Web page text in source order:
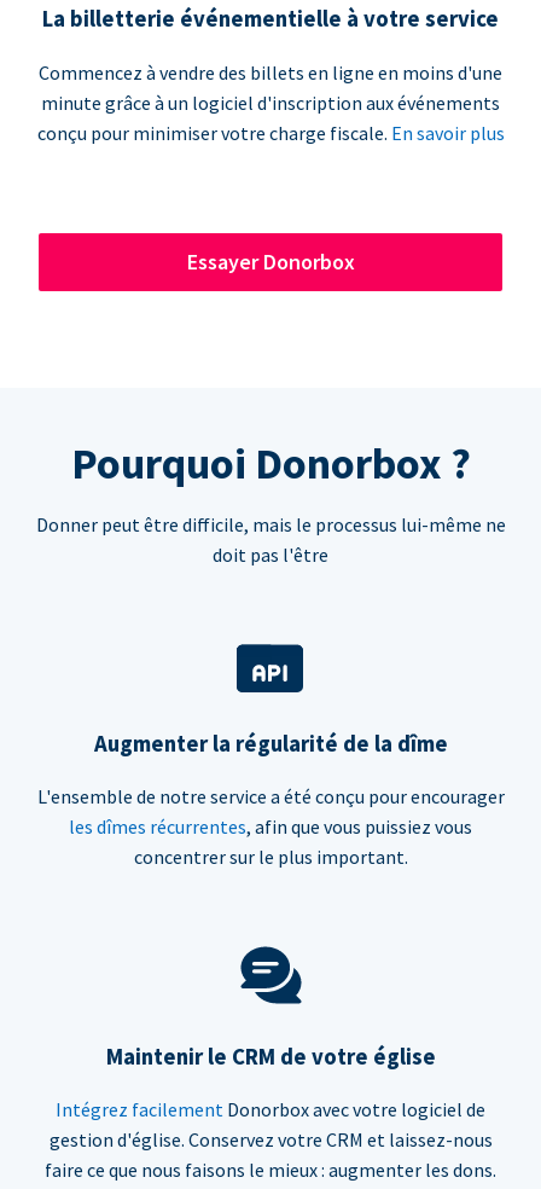
La billetterie événementielle à votre service
Commencez à vendre des billets en ligne en moins d'une
minute grâce à un logiciel d'inscription aux événements
conçu pour minimiser votre charge fiscale. En savoir plus
Essayer Donorbox
Pourquoi Donorbox ?
Donner peut être difficile, mais le processus lui-même ne
doit pas l'être
Augmenter la régularité de la dîme
L'ensemble de notre service a été conçu pour encourager
les dîmes récurrentes, afin que vous puissiez vous
concentrer sur le plus important.
Maintenir le CRM de votre église
Intégrez facilement Donorbox avec votre logiciel de
gestion d'église. Conservez votre CRM et laissez-nous
faire ce que nous faisons le mieux : augmenter les dons.